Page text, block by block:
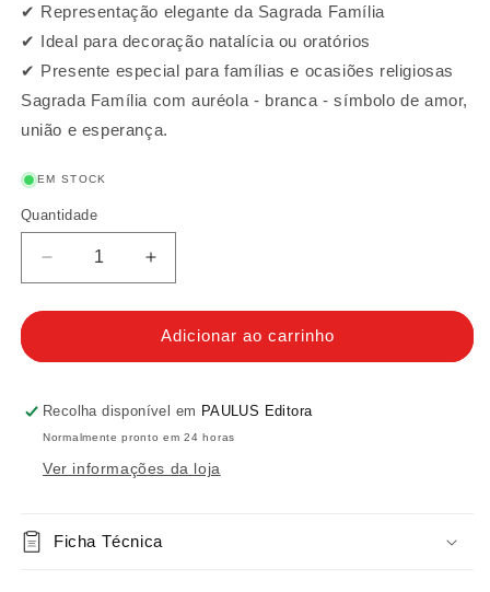
✔ Representação elegante da Sagrada Família
✔ Ideal para decoração natalícia ou oratórios
✔ Presente especial para famílias e ocasiões religiosas
Sagrada Família com auréola - branca - símbolo de amor,
união e esperança.
EM STOCK
Quantidade
Quantidade
Diminuir
a
quantidade
Sagrada
com
branca
Aumentar
a
quantidade
de
Sagrada
com
branca
Adicionar ao carrinho
Recolha disponível em PAULUS Editora
Normalmente pronto em 24 horas
Ver informações da loja
Ficha Técnica